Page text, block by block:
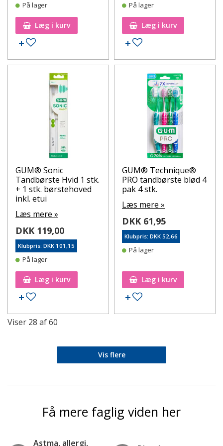
På lager
Læg i kurv
Tilføj til ønskeseddel
På lager
Læg i kurv
Tilføj til ønskeseddel
GUM® Sonic
Tandbørste Hvid 1 stk.
+ 1 stk. børstehoved
inkl. etui
Læs mere »
DKK 119,00
Klubpris: DKK 101,15
På lager
Læg i kurv
Tilføj til ønskeseddel
GUM® Technique®
PRO tandbørste blød 4
pak 4 stk.
Læs mere »
DKK 61,95
Klubpris: DKK 52,66
På lager
Læg i kurv
Tilføj til ønskeseddel
Viser 28 af60
Vis flere
Få mere faglig viden her
Astma, allergi,